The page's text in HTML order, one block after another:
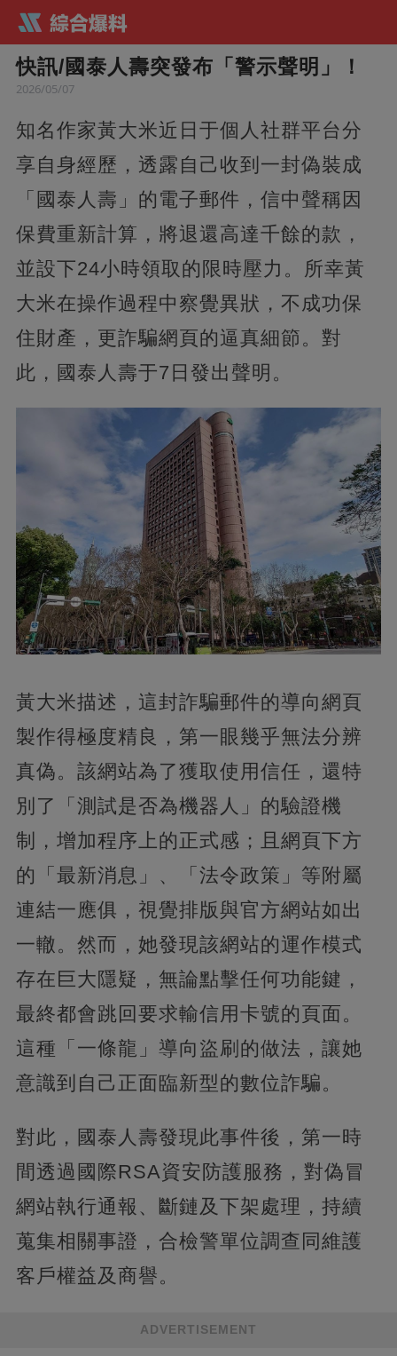
快訊/國泰人壽突發布「警示聲明」！
2026/05/07
知名作家黃大米近日于個人社群平台分
享自身經歷，透露自己收到一封偽裝成
「國泰人壽」的電子郵件，信中聲稱因
保費重新計算，將退還高達千餘的款，
並設下24小時領取的限時壓力。所幸黃
大米在操作過程中察覺異狀，不成功保
住財產，更詐騙網頁的逼真細節。對
此，國泰人壽于7日發出聲明。
黃大米描述，這封詐騙郵件的導向網頁
製作得極度精良，第一眼幾乎無法分辨
真偽。該網站為了獲取使用信任，還特
別了「測試是否為機器人」的驗證機
制，增加程序上的正式感；且網頁下方
的「最新消息」、「法令政策」等附屬
連結一應俱，視覺排版與官方網站如出
一轍。然而，她發現該網站的運作模式
存在巨大隱疑，無論點擊任何功能鍵，
最終都會跳回要求輸信用卡號的頁面。
這種「一條龍」導向盜刷的做法，讓她
意識到自己正面臨新型的數位詐騙。
對此，國泰人壽發現此事件後，第一時
間透過國際RSA資安防護服務，對偽冒
網站執行通報、斷鏈及下架處理，持續
蒐集相關事證，合檢警單位調查同維護
客戶權益及商譽。
ADVERTISEMENT